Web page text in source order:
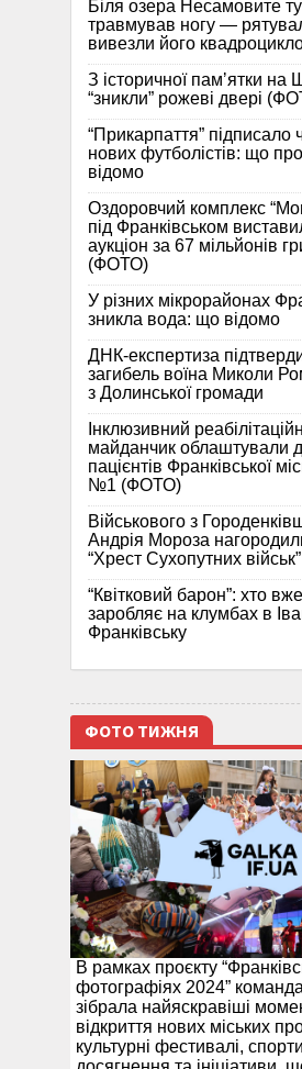
Біля озера Несамовите
травмував ногу —
вивезли його
З історичної памʼятки
“зникли” рожеві двері
“Прикарпаття” підписало
нових футболістів: що
відомо
Оздоровчий комплекс
під Франківськом
аукціон за 67 мільйонів
(ФОТО)
У різних мікрорайонах
зникла вода: що відомо
ДНК-експертиза
загибель воїна Миколи
з Долинської громади
Інклюзивний
майданчик облаштували
пацієнтів Франківської
№1 (ФОТО)
Військового з
Андрія Мороза
“Хрест Сухопутних військ”
“Квітковий барон”: хто
заробляє на клумбах в
Франківську
ФОТО ТИЖНЯ
В рамках проєкту
фотографіях 2024” команда
зібрала найяскравіші
відкриття нових міських
культурні фестивалі,